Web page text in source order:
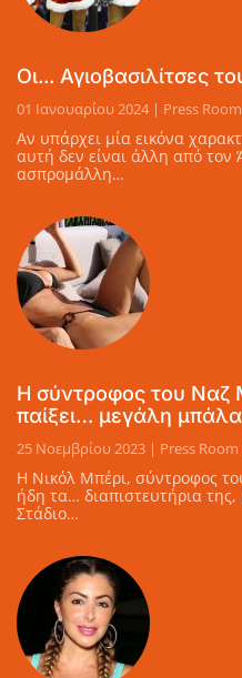
Οι... Αγιοβασιλίτσες
01 Ιανουαρίου 2024 | Press
Αν υπάρχει μία εικόνα
αυτή δεν είναι άλλη από τον
ασπρομάλλη…
Η σύντροφος του Ναζ
παίξει… μεγάλη
25 Νοεμβρίου 2023 | Press
Η Νικόλ Μπέρι, σύντροφος
ήδη τα… διαπιστευτήρια
Στάδιο…